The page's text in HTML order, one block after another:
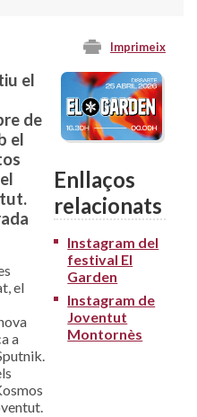
Imprimeix
el
de
el
el
a
Enllaços
relacionats
Instagram del
festival El
Garden
Instagram de
Joventut
Montornès